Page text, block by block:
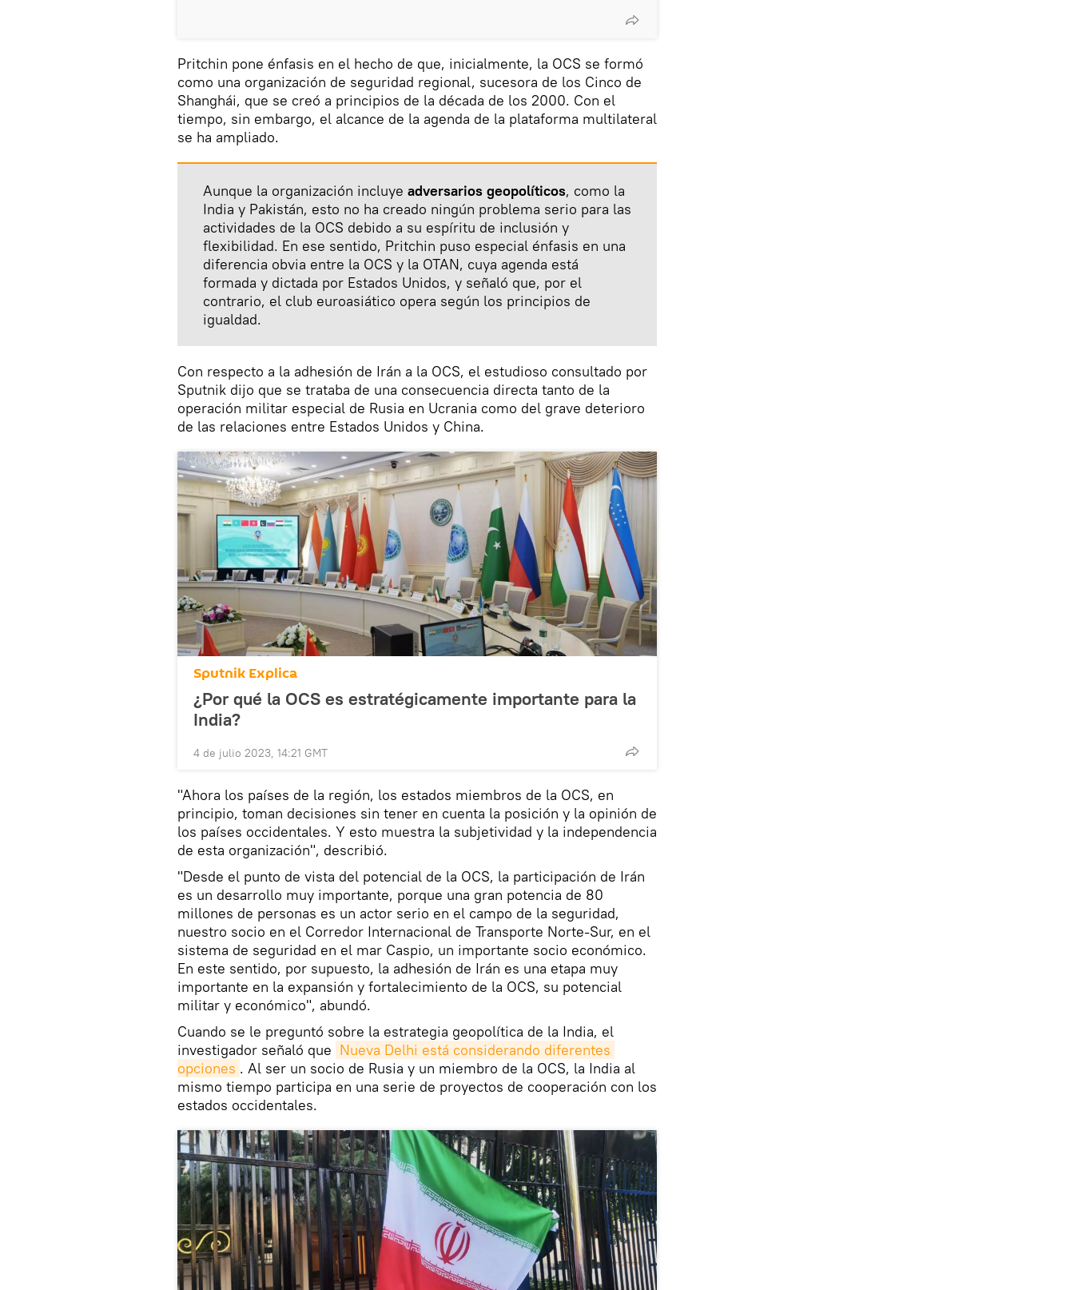
Pritchin pone énfasis en el hecho de que, inicialmente, la OCS se formó
como una organización de seguridad regional, sucesora de los Cinco de
Shanghái, que se creó a principios de la década de los 2000. Con el
tiempo, sin embargo, el alcance de la agenda de la plataforma multilateral
se ha ampliado.
Aunque la organización incluye adversarios geopolíticos, como la
India y Pakistán, esto no ha creado ningún problema serio para las
actividades de la OCS debido a su espíritu de inclusión y
flexibilidad. En ese sentido, Pritchin puso especial énfasis en una
diferencia obvia entre la OCS y la OTAN, cuya agenda está
formada y dictada por Estados Unidos, y señaló que, por el
contrario, el club euroasiático opera según los principios de
igualdad.
Con respecto a la adhesión de Irán a la OCS, el estudioso consultado por
Sputnik dijo que se trataba de una consecuencia directa tanto de la
operación militar especial de Rusia en Ucrania como del grave deterioro
de las relaciones entre Estados Unidos y China.
Sputnik Explica
¿Por qué la OCS es estratégicamente importante para la
India?
4 de julio 2023, 14:21 GMT
"Ahora los países de la región, los estados miembros de la OCS, en
principio, toman decisiones sin tener en cuenta la posición y la opinión de
los países occidentales. Y esto muestra la subjetividad y la independencia
de esta organización", describió.
"Desde el punto de vista del potencial de la OCS, la participación de Irán
es un desarrollo muy importante, porque una gran potencia de 80
millones de personas es un actor serio en el campo de la seguridad,
nuestro socio en el Corredor Internacional de Transporte Norte-Sur, en el
sistema de seguridad en el mar Caspio, un importante socio económico.
En este sentido, por supuesto, la adhesión de Irán es una etapa muy
importante en la expansión y fortalecimiento de la OCS, su potencial
militar y económico", abundó.
Cuando se le preguntó sobre la estrategia geopolítica de la India, el
investigador señaló que Nueva Delhi está considerando diferentes
opciones . Al ser un socio de Rusia y un miembro de la OCS, la India al
mismo tiempo participa en una serie de proyectos de cooperación con los
estados occidentales.